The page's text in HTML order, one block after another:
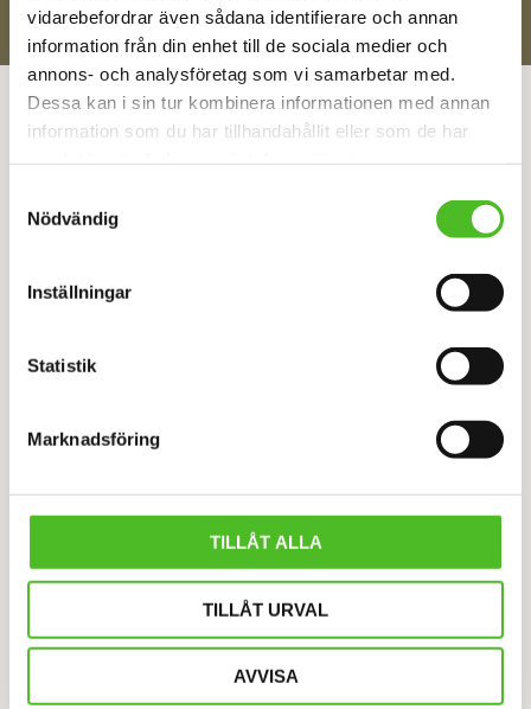
vidarebefordrar även sådana identifierare och annan
information från din enhet till de sociala medier och
annons- och analysföretag som vi samarbetar med.
Dessa kan i sin tur kombinera informationen med annan
information som du har tillhandahållit eller som de har
Nödvändig
Inställningar
Statistik
Marknadsföring
TILLÅT ALLA
TILLÅT URVAL
AVVISA
ÅNGRA DITT KÖP
JITE TRYCK O PRESENTREKLAM HB
Org.nr: 916893-5576
local_phone
Mina sidor
Kundtjänst